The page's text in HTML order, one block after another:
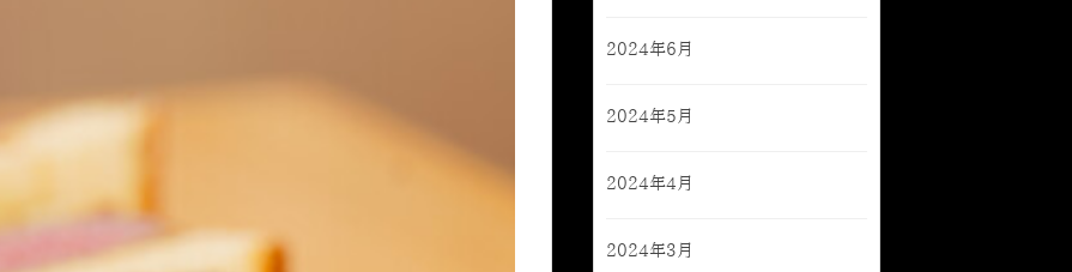
2024年6月
2024年5月
2024年4月
2024年3月